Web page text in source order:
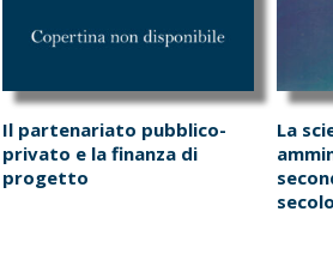
Il partenariato pubblico-
privato e la finanza di
progetto
La
secolo